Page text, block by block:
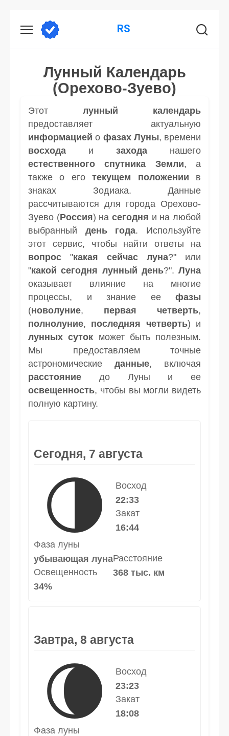
RS
Лунный Календарь
(Орехово-Зуево)
Этот лунный календарь
предоставляет актуальную
информацией о фазах Луны, времени
восхода и захода нашего
естественного спутника
Земли, а
также о еготекущем положении в
знаках Зодиака. Данные
рассчитываются для города Орехово-
Зуево (Россия) насегодня и на любой
выбранный день года. Используйте
этот сервис, чтобы найти ответы на
вопрос "какая сейчас луна?" или
"какой сегодня лунный день?". Луна
оказывает влияние на многие
процессы, и знание ее фазы
(новолуние, первая четверть,
полнолуние, последняя четверть) и
лунных суток может быть полезным.
Мы предоставляем точные
астрономические данные, включая
расстояние до Луны и ее
освещенность, чтобы вы могли видеть
полную картину.
Сегодня, 7 августа
🌗
Восход
22:33
Закат
16:44
Фаза луны
убывающая луна
Освещенность
34%
Расстояние
368 тыс. км
Завтра, 8 августа
🌘
Восход
23:23
Закат
18:08
Фаза луны